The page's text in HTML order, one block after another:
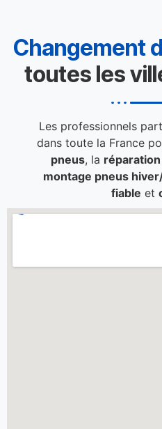
Changement
toutes les
Les professionnels
dans toute la France
pneus, la
montage pneus
fiable et